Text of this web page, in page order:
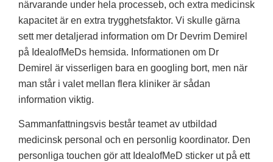
närvarande under hela processeb, och extra medicinsk
kapacitet är en extra trygghetsfaktor. Vi skulle gärna
sett mer detaljerad information om Dr Devrim Demirel
på IdealofMeDs hemsida. Informationen om Dr
Demirel är visserligen bara en googling bort, men när
man står i valet mellan flera kliniker är sådan
information viktig.
Sammanfattningsvis består teamet av utbildad
medicinsk personal och en personlig koordinator. Den
personliga touchen gör att IdealofMeD sticker ut på ett